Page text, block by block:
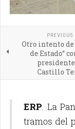
PREVIOUS
Otro intento de
de Estado”
Castillo
ERP . La
tramos del